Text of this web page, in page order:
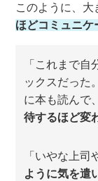
このように、
ほどコミュニケ
「これまで
ックスだった
に本も読んで
待するほど変
「いやな上
ように気を遣